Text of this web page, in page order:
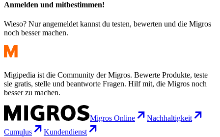
Anmelden und mitbestimmen!
Wieso? Nur angemeldet kannst du testen, bewerten und die Migros
noch besser machen.
Migipedia ist die Community der Migros. Bewerte Produkte, teste
sie gratis, stelle und beantworte Fragen. Hilf mit, die Migros noch
besser zu machen.
Migros Online
Nachhaltigkeit
Cumulus
Kundendienst